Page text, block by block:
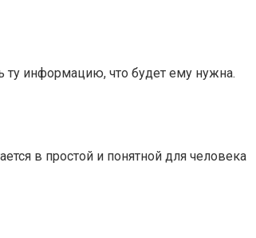
ту информацию, что будет ему нужна.
в простой и понятной для человека